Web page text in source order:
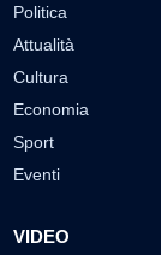
Politica
Attualità
Cultura
Economia
Sport
Eventi
VIDEO